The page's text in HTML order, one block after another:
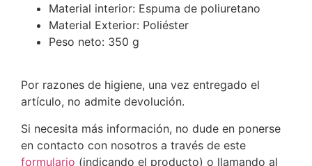
Material interior: Espuma de poliuretano
Material Exterior: Poliéster
Peso neto: 350 g
Por razones de higiene, una vez entregado el
artículo, no admite devolución.
Si necesita más información, no dude en ponerse
en contacto con nosotros a través de este
formulario (indicando el producto) o llamando al